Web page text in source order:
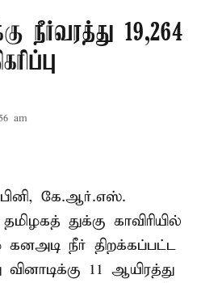
நீர்வரத்து 19,264
am
கே.ஆர்.எஸ்.
துக்கு காவிரியில்
கனஅடி நீர் திறக்கப்பட்ட
11 ஆயிரத்து